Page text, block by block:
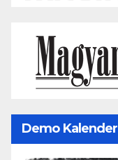
Demo Kalender